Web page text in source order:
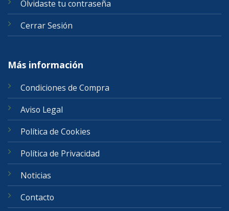
Olvidaste tu contraseña
Cerrar Sesión
Más información
Condiciones de Compra
Aviso Legal
Política de Cookies
Política de Privacidad
Noticias
Contacto